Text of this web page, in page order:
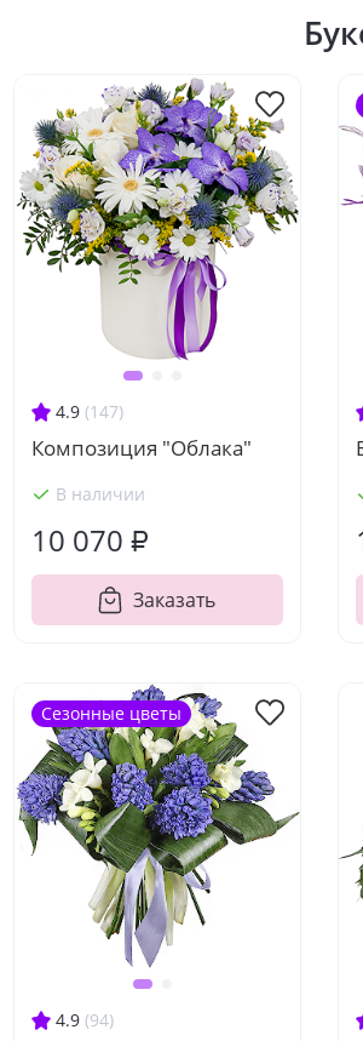
4.9 (147)
Композиция "Облака"
В наличии
10 070 ₽
Заказать
4.9 (94)
Сезонные цветы